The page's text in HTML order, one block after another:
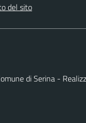
del sito
di Serina -